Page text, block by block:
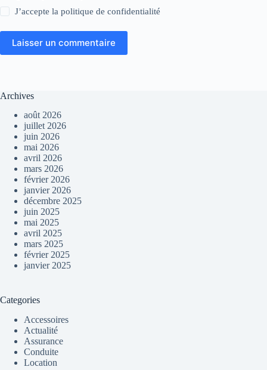
J’accepte lapolitique de confidentialité
Laisser un commentaire
Archives
août 2026
juillet 2026
juin 2026
mai 2026
avril 2026
mars 2026
février 2026
janvier 2026
décembre 2025
juin 2025
mai 2025
avril 2025
mars 2025
février 2025
janvier 2025
Categories
Accessoires
Actualité
Assurance
Conduite
Location